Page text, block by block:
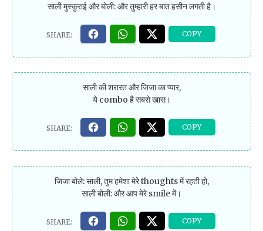
साली मुस्कुराई और बोली: और तुम्हारी हर बात हसीन लगती है।
साली की शरारत और जिजा का प्यार,
ये combo है सबसे खास।
जिजा बोले: साली, तुम हमेशा मेरे thoughts में रहती हो,
साली बोली: और आप मेरे smile में।